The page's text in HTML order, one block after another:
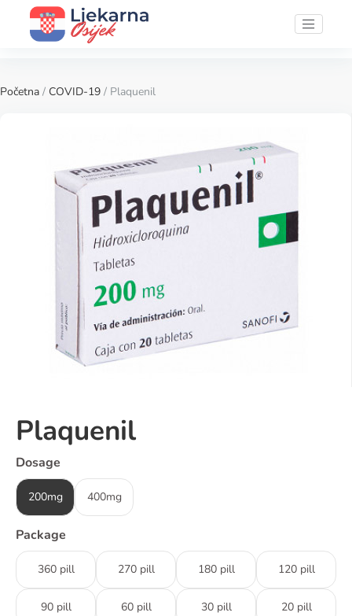
Početna / COVID-19 / Plaquenil
Plaquenil
Dosage
200mg 400mg
Package
360 pill 270 pill 180 pill 120 pill
90 pill 60 pill 30 pill 20 pill